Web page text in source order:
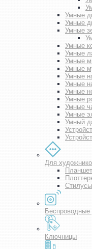
Умные
Умные
Умные
Умные
Умные
Умные
Умные
Умные
Умные
Умные
Умные
Умные
Умные
Умный
Для
Стилусы
Беспроводные
Ключницы